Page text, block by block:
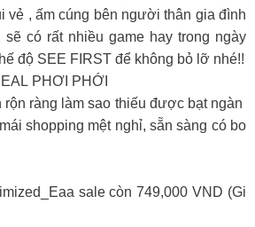
vẻ , ấm cúng bên người thân gia đình
có rất nhiều game hay trong ngày
độ SEE FIRST để không bỏ lỡ nhé!!
PHƠI PHỚI​
rộn ràng làm sao thiếu được bạt ngàn
shopping mệt nghỉ, sẵn sàng có bo
sale còn 749,000 VND (Gi